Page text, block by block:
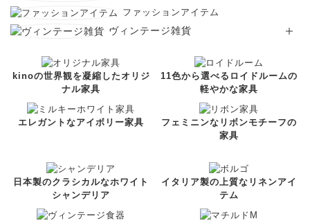
ファッションアイテム
ヴィンテージ雑貨
kinoの世界観を凝縮したオリジ
ナル家具
11色から選べるロイドルームの
軽やかな家具
エレガントなアイボリー家具
フェミニンなリボンモチーフの
家具
日本製のクラシカルなホワイト
シャンデリア
イタリア製の上質なリネンアイ
テム